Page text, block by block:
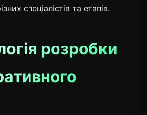
спеціалістів та етапів.
розробки